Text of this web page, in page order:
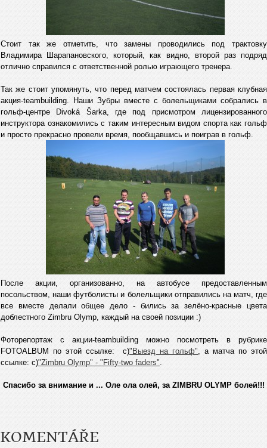
Стоит так же отметить, что замены проводились под трактовку
Владимира Шарапановского, который, как видно, второй раз подряд
отлично справился с ответственной ролью играющего тренера.
Так же стоит упомянуть, что перед матчем состоялась первая клубная
акция-teambuilding. Наши Зубры вместе с болельщиками собрались в
гольф-центре Divoká Šarka, где под присмотром лицензированного
инструктора ознакомились с таким интересным видом спорта как гольф
и просто прекрасно провели время, пообщавшись и поиграв в гольф.
После акции, организованно, на автобусе предоставленным
посольством, наши футболисты и болельщики отправились на матч, где
все вместе делали общее дело - бились за зелёно-красные цвета
доблестного Zimbru Olymp, каждый на своей позиции :)
Фоторепортаж с акции-teambuilding можно посмотреть в рубрике
FOTOALBUM по этой ссылке: c)"Выезд на гольф", a матча по этой
ссылке: c)"Zimbru Olymp" - "Fifty-two faders".
Спасибо за внимание и ... Оле ола олей, за ZIMBRU OLYMP болей!!!
KOMENTÁŘE